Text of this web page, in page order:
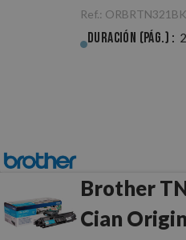
Ref.: ORBRTN321BK
Duración (pág.) :
Brother
Cian